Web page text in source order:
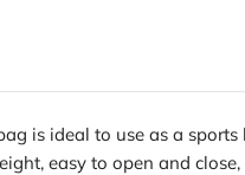
is ideal to use as a
easy to open and